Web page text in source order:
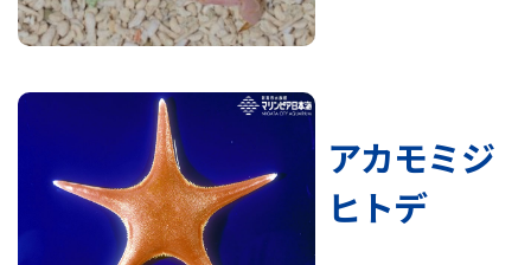
アカモミジ
ヒトデ